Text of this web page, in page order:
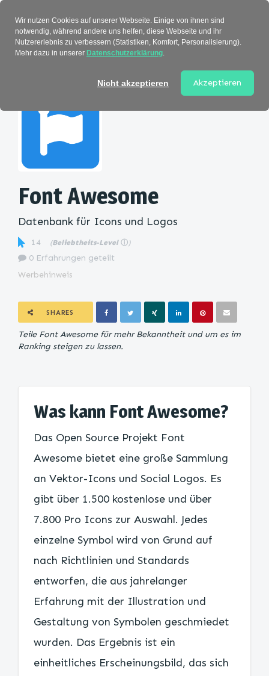
Font Awesome
Datenbank für Icons und Logos
14 (Beliebtheits-Level ⓘ )
0 Erfahrungen geteilt
Werbehinweis
SHARES
Teile Font Awesome für mehr Bekanntheit und um es im
Ranking steigen zu lassen.
Was kann Font Awesome?
Das Open Source Projekt Font
Awesome bietet eine große Sammlung
an Vektor-Icons und Social Logos. Es
gibt über 1.500 kostenlose und über
7.800 Pro Icons zur Auswahl. Jedes
einzelne Symbol wird von Grund auf
nach Richtlinien und Standards
entworfen, die aus jahrelanger
Erfahrung mit der Illustration und
Gestaltung von Symbolen geschmiedet
wurden. Das Ergebnis ist ein
einheitliches Erscheinungsbild, das sich
Wir nutzen Cookies auf unserer Webseite. Einige von ihnen sind
notwendig, während andere uns helfen, diese Webseite und ihr
Nutzererlebnis zu verbessern (Statistiken, Komfort, Personalisierung).
Mehr dazu in unserer Datenschutzerklärung.
Nicht akzeptieren Akzeptieren